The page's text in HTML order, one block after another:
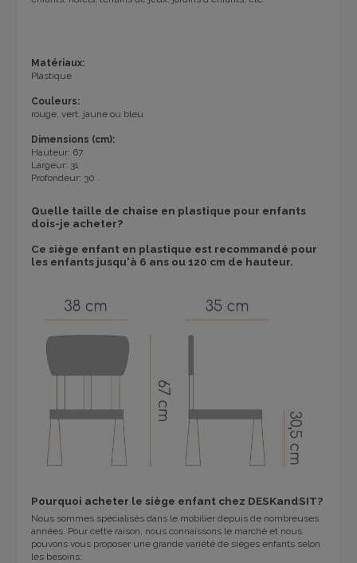
Matériaux:
Plastique
Couleurs:
rouge, vert, jaune ou bleu
Dimensions (cm):
Hauteur: 67
Largeur: 31
Profondeur: 30 .
Quelle taille de chaise en plastique pour enfants
dois-je acheter?
Ce siège enfant en plastique est recommandé pour
les enfants jusqu'à 6 ans ou 120 cm de hauteur.
Pourquoi acheter le siège enfant chez DESKandSIT?
Nous sommes spécialisés dans le mobilier depuis de nombreuses
années. Pour cette raison, nous connaissons le marché et nous
pouvons vous proposer une grande variété de sièges enfants selon
les besoins: